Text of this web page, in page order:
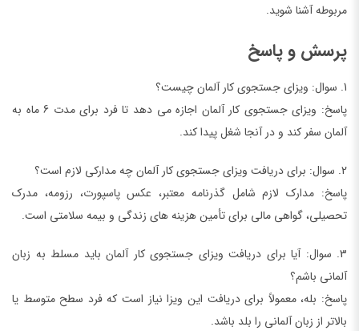
مربوطه آشنا شوید.
پرسش و پاسخ
1. سوال: ویزای جستجوی کار آلمان چیست؟
پاسخ: ویزای جستجوی کار آلمان اجازه می دهد تا فرد برای مدت 6 ماه به
آلمان سفر کند و در آنجا شغل پیدا کند.
2. سوال: برای دریافت ویزای جستجوی کار آلمان چه مدارکی لازم است؟
پاسخ: مدارک لازم شامل گذرنامه معتبر، عکس پاسپورت، رزومه، مدرک
تحصیلی، گواهی مالی برای تأمین هزینه های زندگی و بیمه سلامتی است.
3. سوال: آیا برای دریافت ویزای جستجوی کار آلمان باید مسلط به زبان
آلمانی باشم؟
پاسخ: بله، معمولاً برای دریافت این ویزا نیاز است که فرد سطح متوسط یا
بالاتر از زبان آلمانی را بلد باشد.